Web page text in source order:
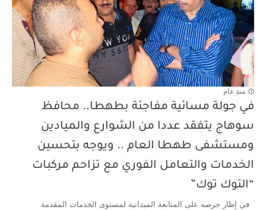
منذ عام
في جولة مسائية مفاجئة بطهطا.. محافظ
سوهاج يتفقد عددا من الشوارع والميادين
ومستشفى طهطا العام .. ويوجه بتحسين
الخدمات والتعامل الفوري مع تزاحم مركبات
“التوك توك”
في إطار حرصه على المتابعة الميدانية لمستوى الخدمات المقدمة